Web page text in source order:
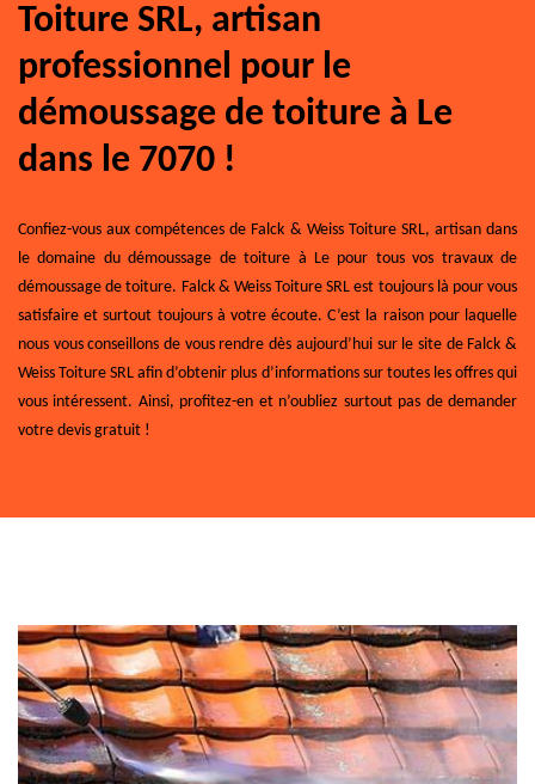
Toiture SRL, artisan
professionnel pour le
démoussage de toiture à Le
dans le 7070 !
Confiez-vous aux compétences de Falck & Weiss Toiture SRL, artisan dans
le domaine du démoussage de toiture à Le pour tous vos travaux de
démoussage de toiture. Falck & Weiss Toiture SRL est toujours là pour vous
satisfaire et surtout toujours à votre écoute. C’est la raison pour laquelle
nous vous conseillons de vous rendre dès aujourd’hui sur le site de Falck &
Weiss Toiture SRL afin d’obtenir plus d’informations sur toutes les offres qui
vous intéressent. Ainsi, profitez-en et n’oubliez surtout pas de demander
votre devis gratuit !